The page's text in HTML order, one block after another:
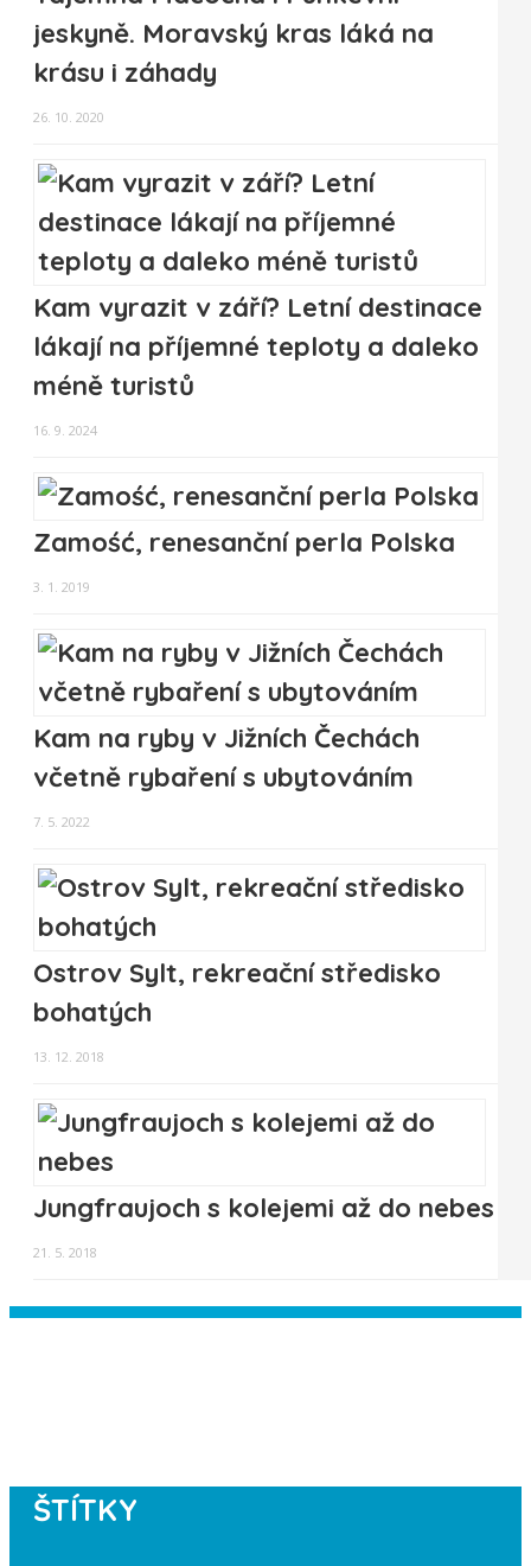
jeskyně. Moravský kras láká na
krásu i záhady
26. 10. 2020
Kam vyrazit v září? Letní destinace
lákají na příjemné teploty a daleko
méně turistů
16. 9. 2024
Zamość, renesanční perla Polska
3. 1. 2019
Kam na ryby v Jižních Čechách
včetně rybaření s ubytováním
7. 5. 2022
Ostrov Sylt, rekreační středisko
bohatých
13. 12. 2018
Jungfraujoch s kolejemi až do nebes
21. 5. 2018
ŠTÍTKY